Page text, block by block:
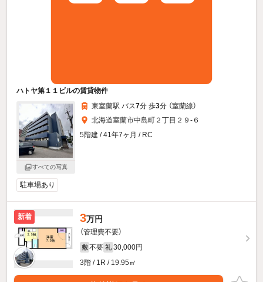
ハトヤ第１１ビルの賃貸物件
すべての写真
東室蘭駅 バス7分 歩3分 （室蘭線）
北海道室蘭市中島町２丁目２９-６
5階建 / 41年7ヶ月 / RC
駐車場あり
新着 3万円
（管理費不要）
敷 不要 礼 30,000円
3階 / 1R / 19.95㎡